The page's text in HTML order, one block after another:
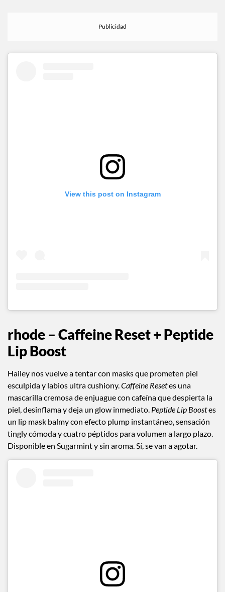
View this post on Instagram
rhode – Caffeine Reset + Peptide
Lip Boost
Hailey nos vuelve a tentar con masks que prometen piel
esculpida y labios ultra cushiony.Caffeine Resetes una
mascarilla cremosa de enjuague con cafeína que despierta la
piel, desinflama y deja un glow inmediato. Peptide Lip Boostes
un lip mask balmy con efecto plump instantáneo, sensación
tingly cómoda y cuatro péptidos para volumen a largo plazo.
Disponible en Sugarmint y sin aroma. Sí, se van a agotar.